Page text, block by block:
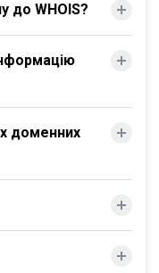
до WHOIS?
доменних